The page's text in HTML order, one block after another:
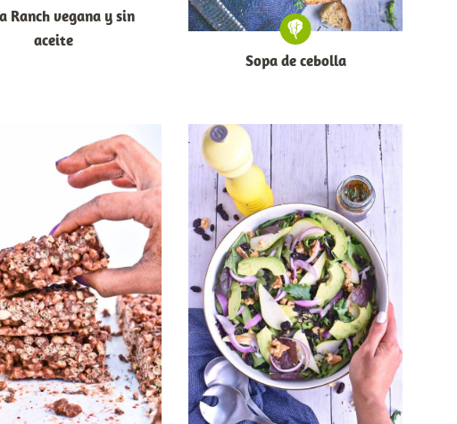
Ranch vegana y sin
aceite
Sopa de cebolla